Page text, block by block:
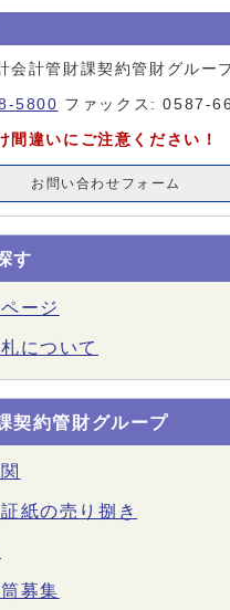
会計管財課契約管財グルー
5800 ファックス: 0587-
間違いにご注意ください！
お問い合わせフォーム
す
ージ
について
契約管財グループ
紙の売り捌き
募集